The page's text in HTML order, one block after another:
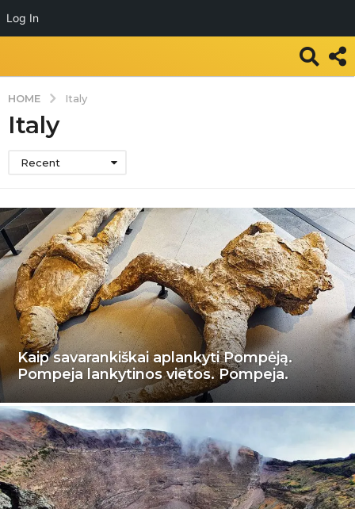
Log In
HOME Italy
Italy
Recent
Kaip savarankiškai aplankyti Pompėją.
Pompeja lankytinos vietos. Pompeja.